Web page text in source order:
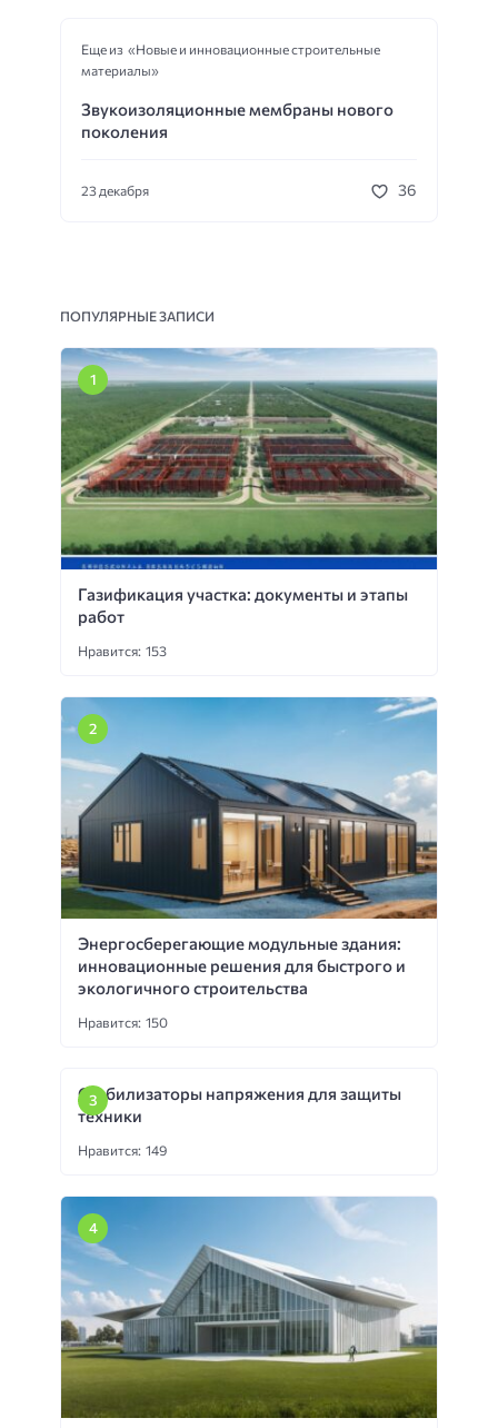
Еще из «Новые и инновационные строительные
материалы»
Звукоизоляционные мембраны нового
поколения
23 декабря 36
ПОПУЛЯРНЫЕ ЗАПИСИ
Газификация участка: документы и этапы
работ
Нравится: 153
Энергосберегающие модульные здания:
инновационные решения для быстрого и
экологичного строительства
Нравится: 150
Стабилизаторы напряжения для защиты
техники
Нравится: 149